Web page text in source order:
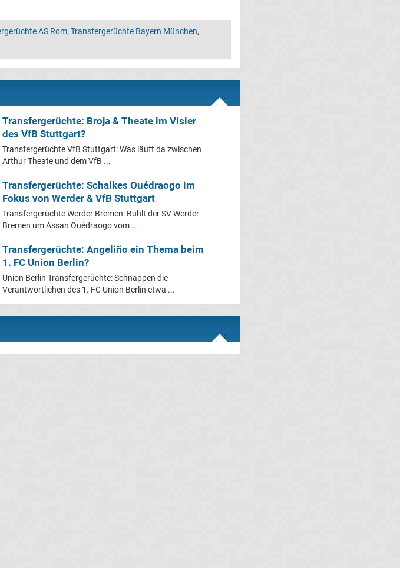
AS Rom, Transfergerüchte Bayern München,
Transfergerüchte: Broja & Theate im Visier
des VfB Stuttgart?
Transfergerüchte VfB Stuttgart: Was läuft da zwischen
Arthur Theate und dem VfB ...
Transfergerüchte: Schalkes Ouédraogo im
Fokus von Werder & VfB Stuttgart
Transfergerüchte Werder Bremen: Buhlt der SV Werder
Bremen um Assan Ouédraogo vom ...
Transfergerüchte: Angeliño ein Thema beim
1. FC Union Berlin?
Union Berlin Transfergerüchte: Schnappen die
Verantwortlichen des 1. FC Union Berlin etwa ...